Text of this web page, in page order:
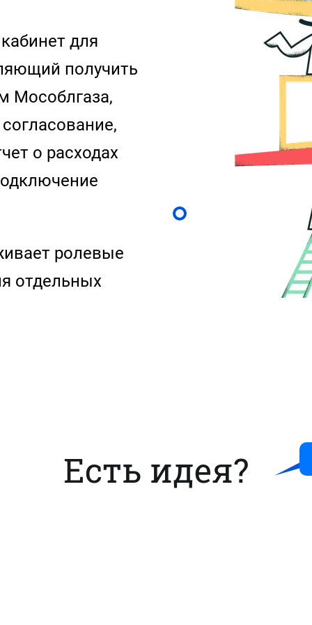
для
получить
Мособлгаза,
о расходах
ролевые
отдельных
Есть идея?